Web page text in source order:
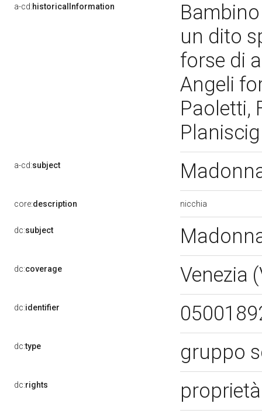
a-cd:historicalInformation
un dito
forse di
Angeli
Paoletti,
a-cd:subject
core:description nicchia
dc:subject
dc:coverage Venezia
dc:identifier
dc:type gruppo
dc:rights